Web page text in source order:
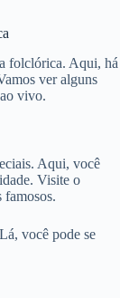
folclórica. Aqui, há
ver alguns
vivo.
Aqui, você
Visite o
famosos.
você pode se